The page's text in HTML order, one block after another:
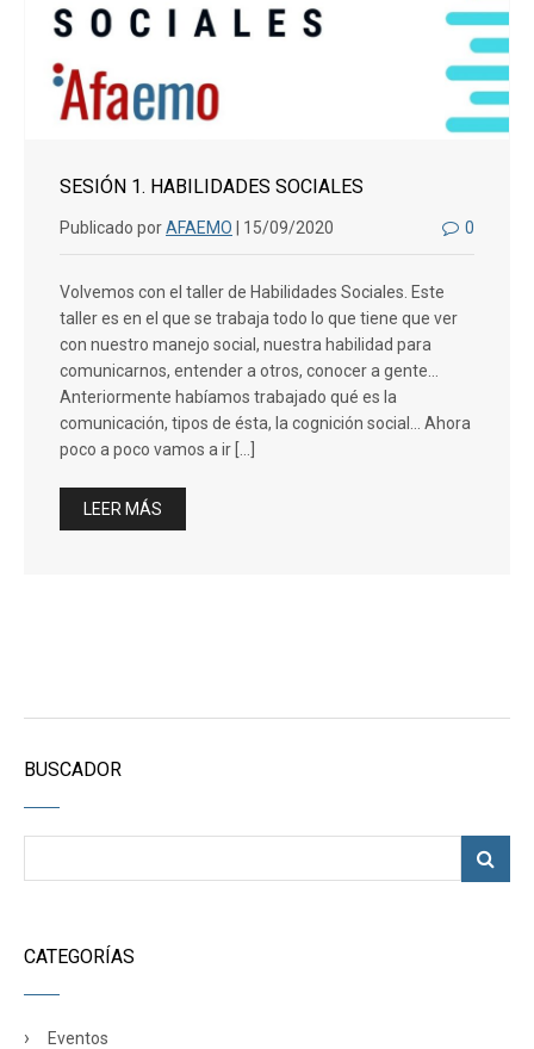
SESIÓN 1. HABILIDADES SOCIALES
Publicado porAFAEMO | 15/09/2020 0
Volvemos con el taller de Habilidades Sociales. Este
taller es en el que se trabaja todo lo que tiene que ver
con nuestro manejo social, nuestra habilidad para
comunicarnos, entender a otros, conocer a gente…
Anteriormente habíamos trabajado qué es la
comunicación, tipos de ésta, la cognición social… Ahora
poco a poco vamos a ir […]
LEER MÁS
BUSCADOR
CATEGORÍAS
Eventos